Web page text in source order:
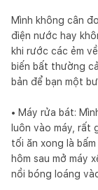
Mình không cân
điện nước hay
khi rước các ẻm
biến bất thường
bản để bạn một
• Máy rửa bát:
luôn vào máy, rất
tối ăn xong là
hôm sau mở máy
nồi bóng loáng